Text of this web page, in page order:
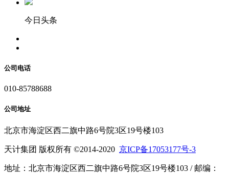
今日头条
公司电话
010-85788688
公司地址
北京市海淀区西二旗中路6号院3区19号楼103
天计集团 版权所有 ©2014-2020 京ICP备17053177号-3
地址：北京市海淀区西二旗中路6号院3区19号楼103 / 邮编：